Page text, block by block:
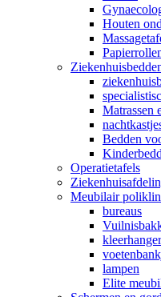
Houten
Matrassen
Bedden
Operatietafels
Meubilair
bureaus
lampen
Elite